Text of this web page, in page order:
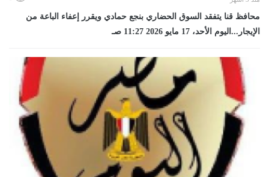
محافظ قنا يتفقد السوق الحضاري بنجع حمادي ويقرر إعفاء الباعة من
الإيجار...اليوم الأحد، 17 مايو 2026 11:27 صـ